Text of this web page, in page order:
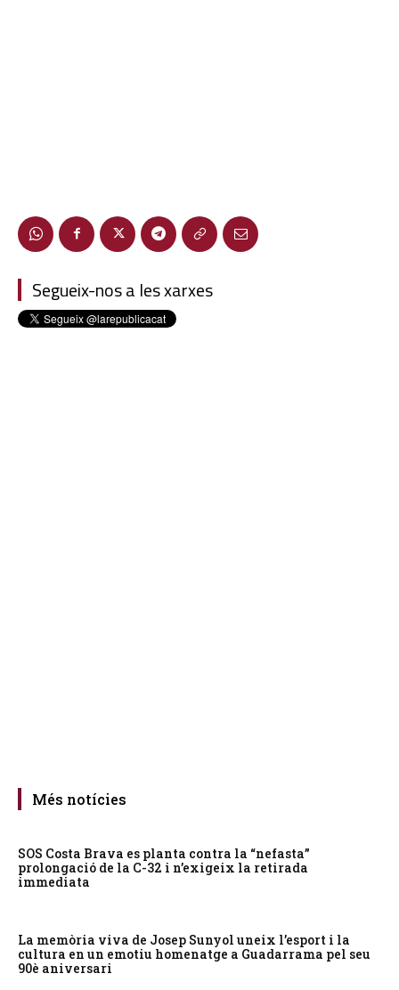
Segueix-nos a les xarxes
Més notícies
SOS Costa Brava es planta contra la “nefasta”
prolongació de la C-32 i n’exigeix la retirada
immediata
La memòria viva de Josep Sunyol uneix l’esport i la
cultura en un emotiu homenatge a Guadarrama pel seu
90è aniversari